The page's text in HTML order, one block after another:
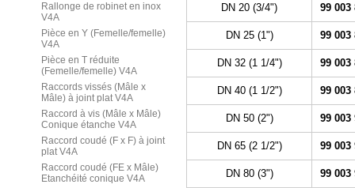
Rallonge de robinet en inox
V4A
Pièce en Y (Femelle/femelle)
V4A
Pièce en T réduite
(Femelle/femelle) V4A
Raccords vissés (Mâle x
Mâle) à joint plat V4A
Raccord à vis (Mâle x Mâle)
Conique étanche V4A
Raccord coudé (F x F) à joint
plat V4A
Raccord coudé (FE x Mâle)
Etanchéité conique V4A
DN 20 (3/4") 99 003
DN 25 (1") 99 003
DN 32 (1 1/4") 99 003
DN 40 (1 1/2") 99 003
DN 50 (2") 99 003
DN 65 (2 1/2") 99 003
DN 80 (3") 99 003